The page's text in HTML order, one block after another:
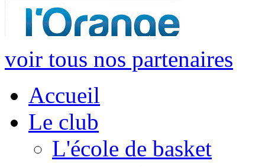
voir tous nos partenaires
Accueil
Le club
L'école de basket